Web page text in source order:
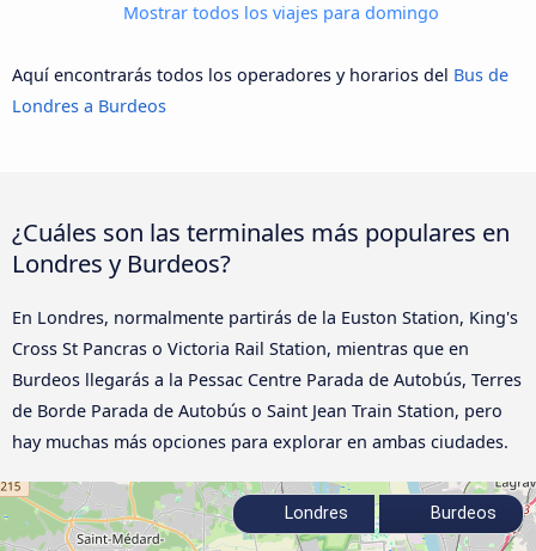
Mostrar todos los viajes para domingo
Aquí encontrarás todos los operadores y horarios del Bus de
Londres a Burdeos
¿Cuáles son las terminales más populares en
Londres y Burdeos?
En Londres, normalmente partirás de la Euston Station, King's
Cross St Pancras o Victoria Rail Station, mientras que en
Burdeos llegarás a la Pessac Centre Parada de Autobús, Terres
de Borde Parada de Autobús o Saint Jean Train Station, pero
hay muchas más opciones para explorar en ambas ciudades.
Londres Burdeos